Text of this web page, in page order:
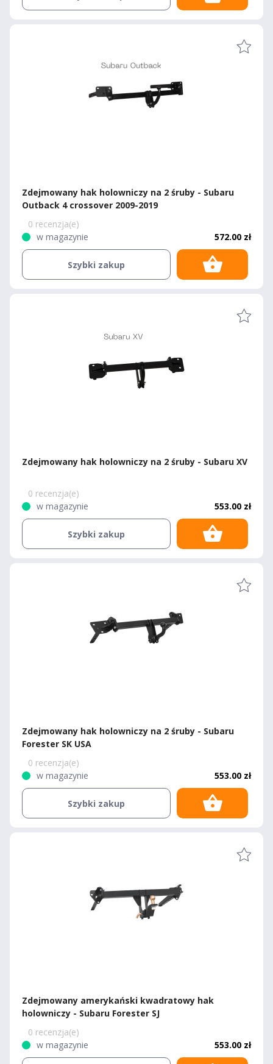
Zdejmowany hak holowniczy na 2 śruby - Subaru
Outback 4 crossover 2009-2019
0 recenzja(e)
w magazynie
572.00 zł
Szybki zakup
Zdejmowany hak holowniczy na 2 śruby - Subaru XV
0 recenzja(e)
w magazynie
553.00 zł
Szybki zakup
Zdejmowany hak holowniczy na 2 śruby - Subaru
Forester SK USA
0 recenzja(e)
w magazynie
553.00 zł
Szybki zakup
Zdejmowany amerykański kwadratowy hak
holowniczy - Subaru Forester SJ
0 recenzja(e)
w magazynie
553.00 zł